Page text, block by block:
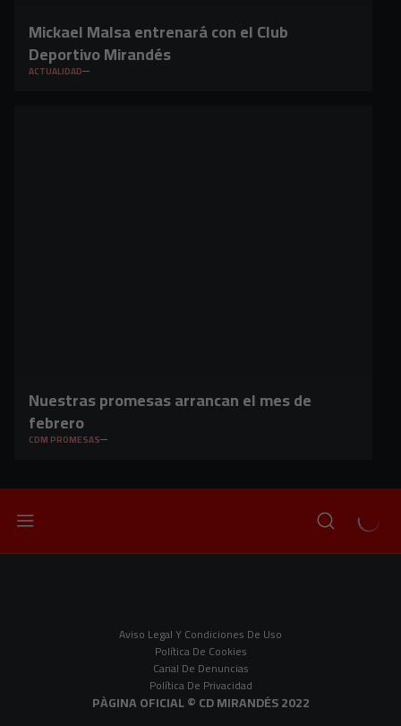
Mickael Malsa entrenará con el Club
Deportivo Mirandés
ACTUALIDAD
Nuestras promesas arrancan el mes de
febrero
CDM PROMESAS
Aviso Legal Y Condiciones De Uso
Política De Cookies
Canal De Denuncias
Política De Privacidad
PÀGINA OFICIAL © CD MIRANDÉS 2022